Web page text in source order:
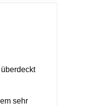
sehr